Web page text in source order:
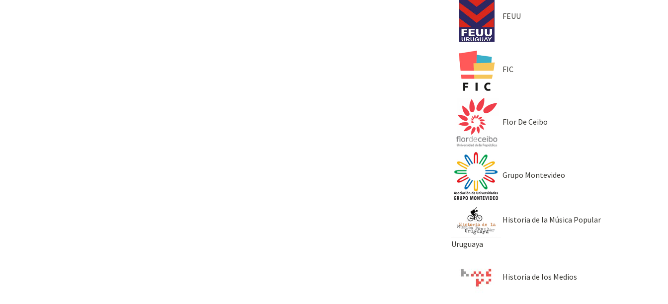
FEUU
FIC
Flor De Ceibo
Grupo Montevideo
Historia de la Música Popular
Uruguaya
Historia de los Medios